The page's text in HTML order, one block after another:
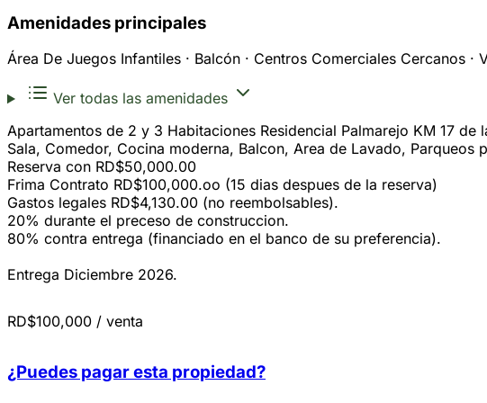
Amenidades principales
Área De Juegos Infantiles · Balcón · Centros Comerciales Cercanos ·
Ver todas las amenidades
Apartamentos de 2 y 3 Habitaciones Residencial Palmarejo KM 17
Sala, Comedor, Cocina moderna, Balcon, Area de Lavado, Parqueos
Reserva con RD$50,000.00
Frima Contrato RD$100,000.oo (15 dias despues de la reserva)
Gastos legales RD$4,130.00 (no reembolsables).
20% durante el preceso de construccion.
80% contra entrega (financiado en el banco de su preferencia).
Entrega Diciembre 2026.
RD$100,000 / venta
¿Puedes pagar esta propiedad?